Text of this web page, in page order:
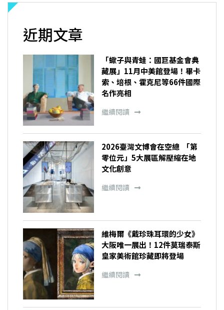
近期文章
「蠍子與青蛙：國巨基金會典
藏展」11月中美館登場！畢卡
索、培根、霍克尼等66件國際
名作亮相
繼續閱讀
2026臺灣文博會在空總 「第
零位元」5大展區解壓縮在地
文化創意
繼續閱讀
維梅爾《戴珍珠耳環的少女》
大阪唯一展出！12件莫瑞泰斯
皇家美術館珍藏即將登場
繼續閱讀